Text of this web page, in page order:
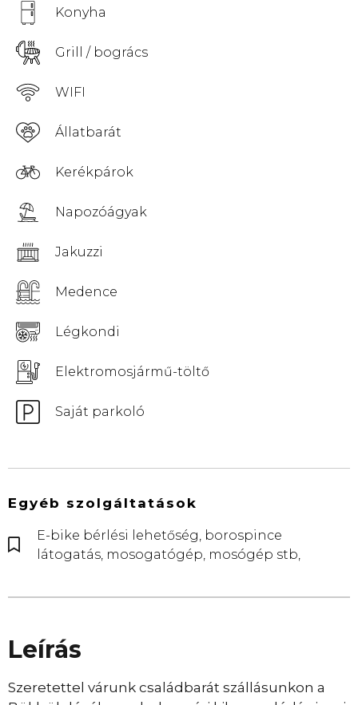
Konyha
Grill / bogrács
WIFI
Állatbarát
Kerékpárok
Napozóágyak
Jakuzzi
Medence
Légkondi
Elektromosjármű-töltő
Saját parkoló
Egyéb szolgáltatások
E-bike bérlési lehetőség, borospince
látogatás, mosogatógép, mosógép stb,
Leírás
Szeretettel várunk családbarát szállásunkon a